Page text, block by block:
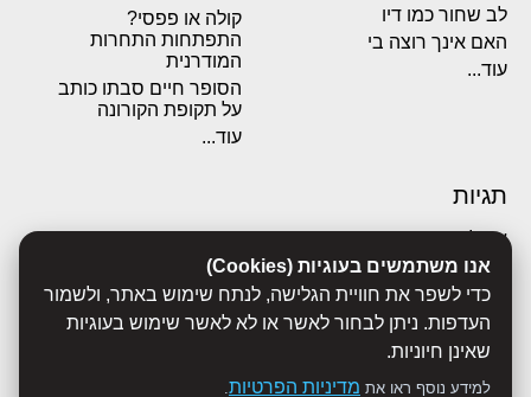
אנו משתמשים בעוגיות (Cookies)
כדי לשפר את חוויית הגלישה, לנתח שימוש באתר, ולשמור
העדפות. ניתן לבחור לאשר או לא לאשר שימוש בעוגיות
שאינן חיוניות.
למידע נוסף ראו את מדיניות הפרטיות.
לב שחור כמו דיו
האם אינך רוצה בי
עוד...
קולה או פפסי?
התפתחות התחרות
המודרנית
הסופר חיים סבתו כותב
על תקופת הקורונה
עוד...
תגיות
אבולוציה
אכסדרה
אנשים
ביוגרפיות
ביולוגיה